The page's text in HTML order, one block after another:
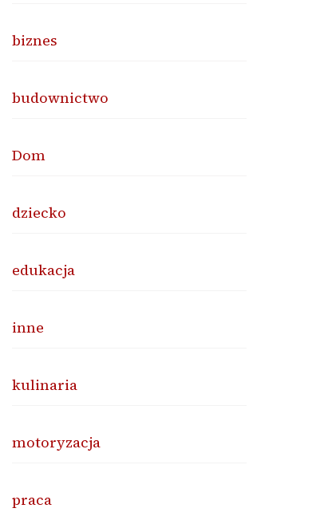
biznes
budownictwo
Dom
dziecko
edukacja
inne
kulinaria
motoryzacja
praca